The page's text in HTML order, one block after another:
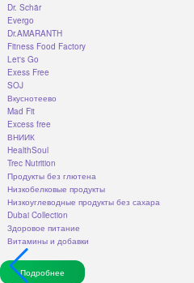
Dr. Schär
Evergo
Dr.AMARANTH
Fitness Food Factory
Let's Go
Exess Free
SOJ
Вкуснотеево
Mad Fit
Excess free
ВНИИК
HealthSoul
Trec Nutrition
Продукты без глютена
Низкобелковые продукты
Низкоуглеводные продукты без сахара
Dubai Collection
Здоровое питание
Витамины и добавки
Подробнее